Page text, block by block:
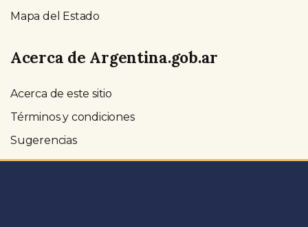
Mapa del Estado
Acerca de Argentina.gob.ar
Acerca de este sitio
Términos y condiciones
Sugerencias